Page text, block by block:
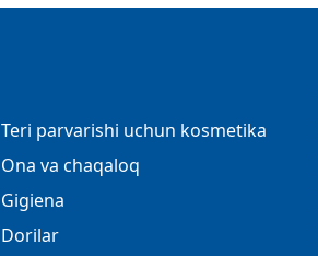
Teri parvarishi uchun kosmetika
Ona va chaqaloq
Gigiena
Dorilar